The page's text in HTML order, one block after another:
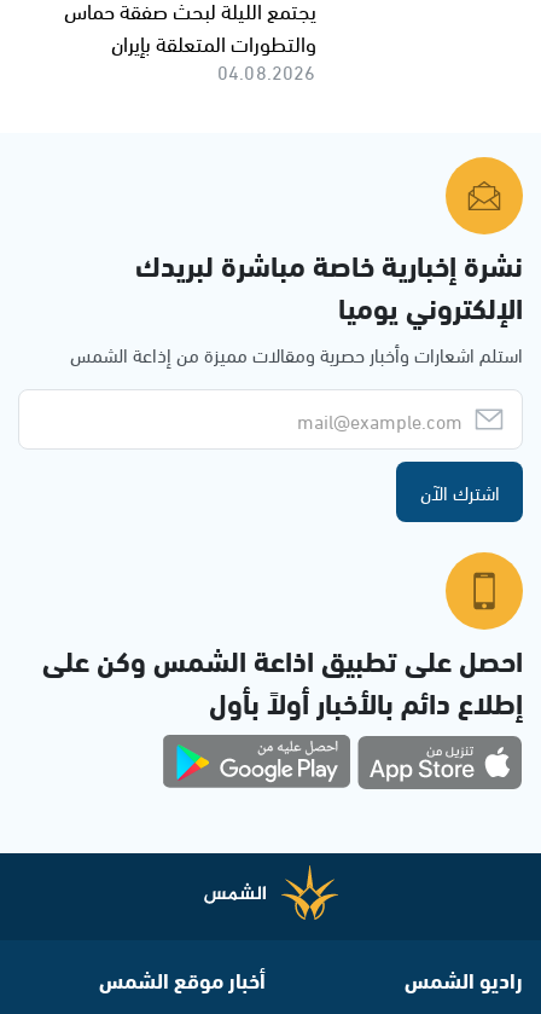
يجتمع الليلة لبحث صفقة حماس
والتطورات المتعلقة بإيران
04.08.2026
نشرة إخبارية خاصة مباشرة لبريدك
الإلكتروني يوميا
استلم اشعارات وأخبار حصرية ومقالات مميزة من إذاعة الشمس
اشترك الآن
احصل على تطبيق اذاعة الشمس وكن على
إطلاع دائم بالأخبار أولاً بأول
راديو الشمس أخبار موقع الشمس